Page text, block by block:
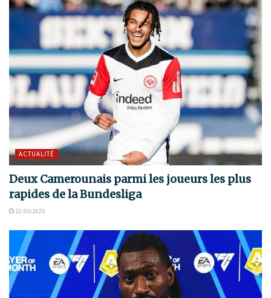
ACTUALITÉ
Deux Camerounais parmi les joueurs les plus
rapides de la Bundesliga
22/03/2025